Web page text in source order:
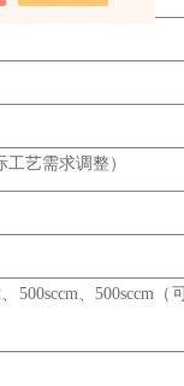
艺需求调整）
、500sccm、500sccm